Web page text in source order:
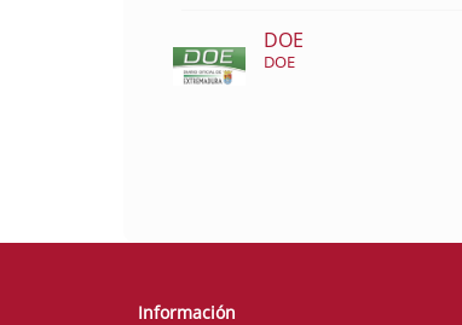
DOE
DOE
Información